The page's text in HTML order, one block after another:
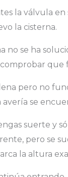
la válvula
la cisterna.
no se ha
que
pero no
avería se
suerte y
pero se
la altura